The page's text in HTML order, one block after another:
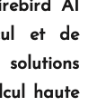
AI
et de
haute